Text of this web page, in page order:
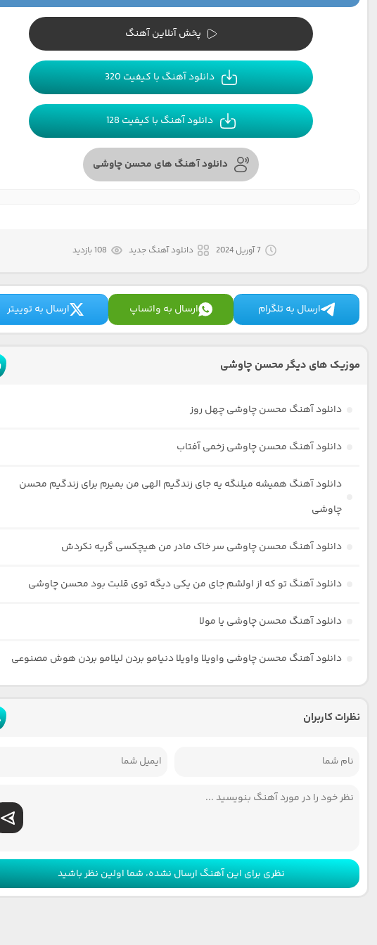
پخش آنلاین آهنگ
دانلود آهنگ با کیفیت 320
دانلود آهنگ با کیفیت 128
دانلود آهنگ های محسن چاوشی
7 آوریل 2024 دانلود آهنگ جدید 108 بازدید
ارسال به تلگرام ارسال به واتساپ ارسال به توییتر
موزیک های دیگر محسن چاوشی
دانلود آهنگ محسن چاوشی چهل روز
دانلود آهنگ محسن چاوشی زخمی آفتاب
دانلود آهنگ همیشه میلنگه یه جای زندگیم الهی من بمیرم برای زندگیم محسن
چاوشی
دانلود آهنگ محسن چاوشی سر خاک مادر من هیچکسی گریه نکردش
دانلود آهنگ تو که از اولشم جای من یکی دیگه توی قلبت بود محسن چاوشی
دانلود آهنگ محسن چاوشی یا مولا
دانلود آهنگ محسن چاوشی واویلا واویلا دنیامو بردن لیلامو بردن هوش مصنوعی
نظرات کاربران
نظری برای این آهنگ ارسال نشده، شما اولین نظر باشید